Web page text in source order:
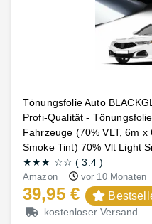
Tönungsfolie Auto
Profi-Qualität -
Fahrzeuge (70% VLT, 6m
Smoke Tint) 70% Vlt Light
★★★ ☆☆ (3.4)
Amazon vor 10 Monaten
39,95 €
kostenloser Versand